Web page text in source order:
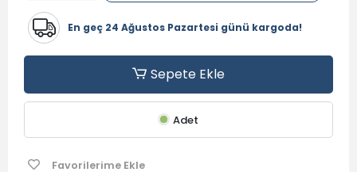
En geç 24 Ağustos Pazartesi günü kargoda!
Sepete Ekle
Adet
Favorilerime Ekle